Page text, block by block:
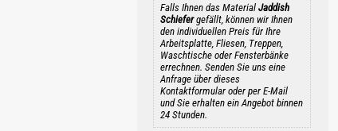
Falls Ihnen das Material Jaddish
Schiefergefällt, können wir Ihnen
den individuellen Preis für Ihre
Arbeitsplatte, Fliesen, Treppen,
Waschtische oder Fensterbänke
errechnen. Senden Sie uns eine
Anfrage über dieses
Kontaktformular oder per E-Mail
und Sie erhalten ein Angebot binnen
24 Stunden.